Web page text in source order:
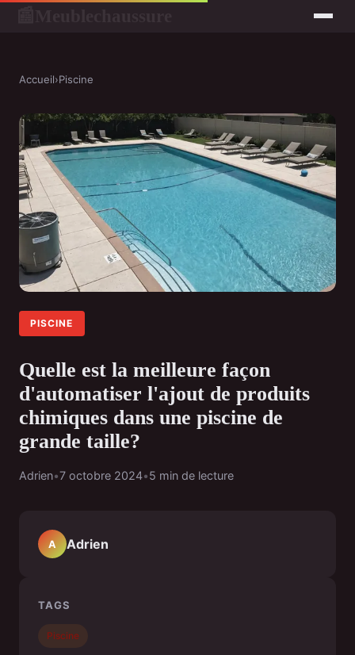
Accueil›Piscine
PISCINE
Quelle est la meilleure façon
d'automatiser l'ajout de produits
chimiques dans une piscine de
grande taille?
Adrien•7 octobre 2024•5 min de lecture
A Adrien
TAGS
Piscine